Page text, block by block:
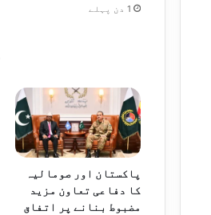
1 دن پہلے
پاکستان اور صومالیہ
کا دفاعی تعاون مزید
مضبوط بنانے پر اتفاق